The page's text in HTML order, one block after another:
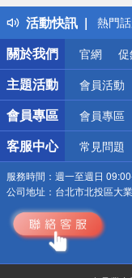
活動快訊
得獎
熱門
銀行
偏遠
詐騙
關於我們
官網
主題活動 會員活動
會員專區 會員專區
客服中心 常見問題
服務時間： 週一至週日
公司地址： 台北市北投區大